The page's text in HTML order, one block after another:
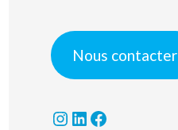
Nous contacter
Instagram LinkedIn Facebook